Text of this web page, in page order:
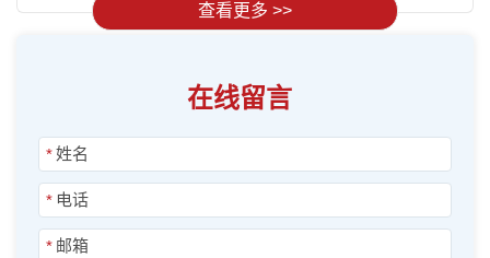
查看更多 >>
在线留言
*
*
*